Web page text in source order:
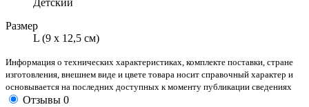
Детский
Размер
L (9 х 12,5 см)
Информация о технических характеристиках, комплекте поставки, стране
изготовления, внешнем виде и цвете товара носит справочный характер и
основывается на последних доступных к моменту публикации сведениях
Отзывы 0